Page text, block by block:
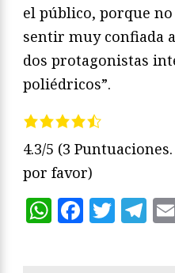
el público, porque
sentir muy confiada
dos protagonistas
poliédricos”.
4.3/5 (3
por favor)